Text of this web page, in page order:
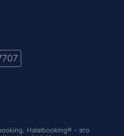
Halalbooking® - это